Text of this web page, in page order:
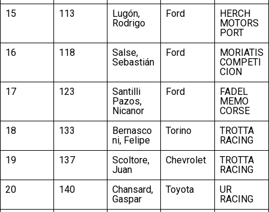
15
113
Lugón,
Rodrigo
Ford
HERCH
MOTORS
PORT
16
118
Salse,
Sebastián
Ford
MORIATIS
COMPETI
CION
17
123
Santilli
Pazos,
Nicanor
Ford
FADEL
MEMO
CORSE
18
133
Bernasco
ni, Felipe
Torino
TROTTA
RACING
19
137
Scoltore,
Juan
Chevrolet
TROTTA
RACING
20
140
Chansard,
Gaspar
Toyota
UR
RACING